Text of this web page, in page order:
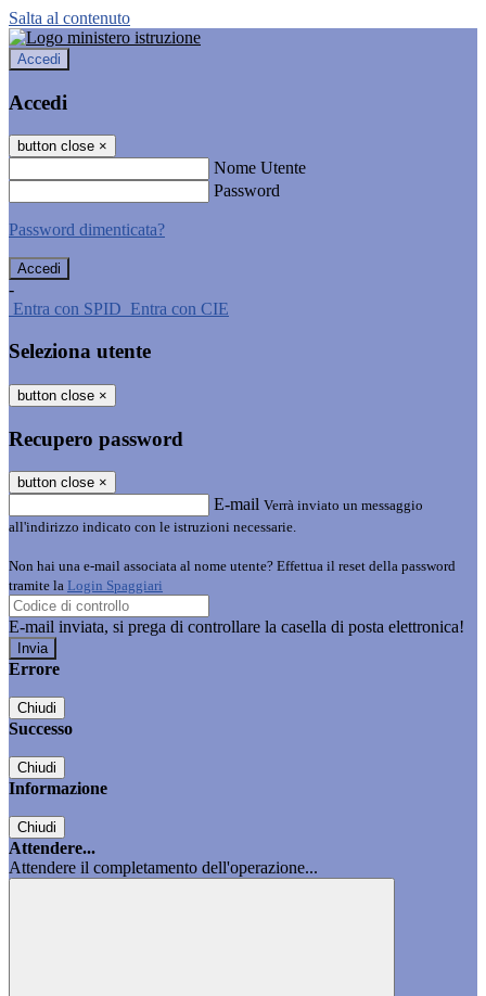
Salta al contenuto
Accedi
Accedi
button close ×
Nome Utente
Password
Password dimenticata?
-
Entra con SPID Entra con CIE
Seleziona utente
button close ×
Recupero password
button close ×
E-mail Verrà inviato un messaggio
all'indirizzo indicato con le istruzioni necessarie.
Non hai una e-mail associata al nome utente? Effettua il reset della password
tramite la Login Spaggiari
E-mail inviata, si prega di controllare la casella di posta elettronica!
Errore
Chiudi
Successo
Chiudi
Informazione
Chiudi
Attendere...
Attendere il completamento dell'operazione...